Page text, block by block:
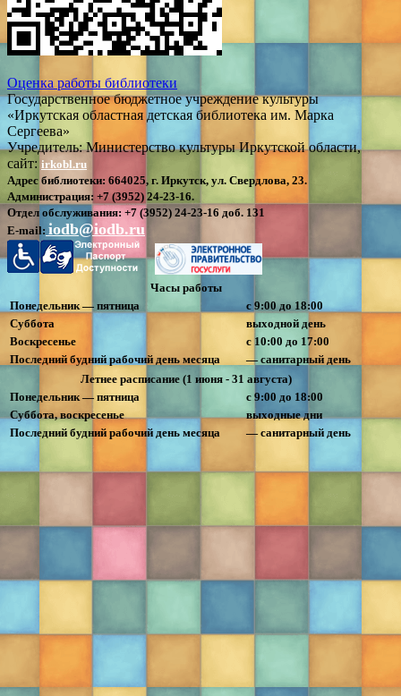
Оценка работы библиотеки
Государственное бюджетное учреждение культуры
«Иркутская областная детская библиотека им. Марка
Сергеева»
Учредитель: Министерство культуры Иркутской области,
сайт: irkobl.ru
Адрес библиотеки: 664025, г. Иркутск, ул. Свердлова, 23.
Администрация: +7 (3952) 24-23-16.
Отдел обслуживания: +7 (3952) 24-23-16 доб. 131
E-mail: iodb@iodb.ru
Часы работы
Понедельник — пятница
с 9:00 до 18:00
Суббота
выходной день
Воскресенье
с 10:00 до 17:00
Последний будний рабочий день месяца
— санитарный день
Летнее расписание (1 июня - 31 августа)
Понедельник — пятница
с 9:00 до 18:00
Суббота, воскресенье
выходные дни
Последний будний рабочий день месяца
— санитарный день